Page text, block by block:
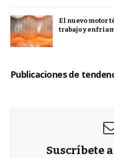
El nuevo motor
trabajo y
Publicaciones de
Suscríbete